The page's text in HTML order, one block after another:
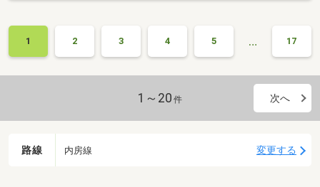
1 2 3 4 5 … 17
1～20 件 次へ
路線 内房線 変更する